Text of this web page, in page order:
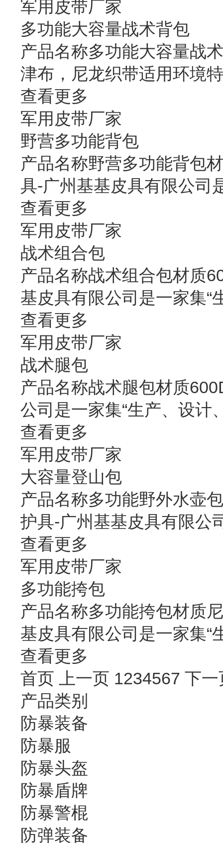
军用皮带厂家
多功能大容量战术背包
产品名称多功能大容量战
津布，尼龙织带适用环境
查看更多
军用皮带厂家
野营多功能背包
产品名称野营多功能背包
具-广州基基皮具有限公司
查看更多
军用皮带厂家
战术组合包
产品名称战术组合包材质
基皮具有限公司是一家集“
查看更多
军用皮带厂家
战术腿包
产品名称战术腿包材质
公司是一家集“生产、设计
查看更多
军用皮带厂家
大容量登山包
产品名称多功能野外水壶
护具-广州基基皮具有限公
查看更多
军用皮带厂家
多功能挎包
产品名称多功能挎包材质
基皮具有限公司是一家集“
查看更多
首页
上一页 1234567 下一
产品类别
防暴装备
防暴服
防暴头盔
防暴盾牌
防暴警棍
防弹装备